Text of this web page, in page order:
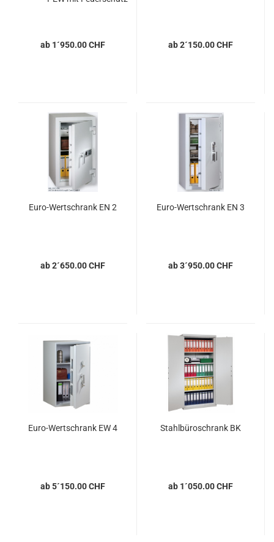
ab 1´950.00 CHF ab 2´150.00 CHF
Euro-Wertschrank EN 2
ab 2´650.00 CHF
Euro-Wertschrank EN 3
ab 3´950.00 CHF
Euro-Wertschrank EW 4
ab 5´150.00 CHF
Stahlbüroschrank BK
ab 1´050.00 CHF